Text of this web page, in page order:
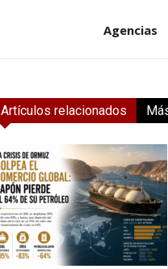
Agencias
Artículos relacionados